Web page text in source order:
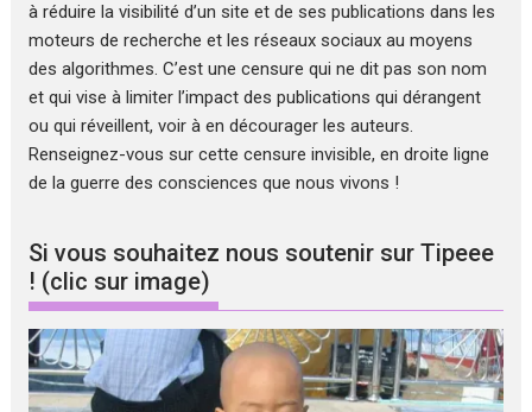
à réduire la visibilité d’un site et de ses publications dans les
moteurs de recherche et les réseaux sociaux au moyens
des algorithmes. C’est une censure qui ne dit pas son nom
et qui vise à limiter l’impact des publications qui dérangent
ou qui réveillent, voir à en décourager les auteurs.
Renseignez-vous sur cette censure invisible, en droite ligne
de la guerre des consciences que nous vivons !
Si vous souhaitez nous soutenir sur Tipeee
! (clic sur image)